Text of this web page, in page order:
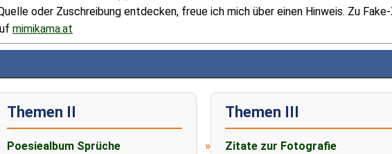
oder Zuschreibung entdecken, freue ich mich über einen Hinweis. Zu
mimikama.at
Themen II
Poesiealbum Sprüche
Themen III
Zitate zur Fotografie